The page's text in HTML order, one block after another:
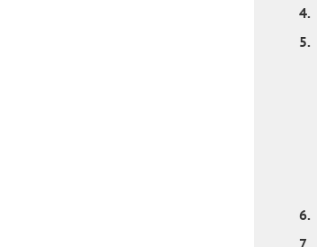
4.
5.
6.
7.